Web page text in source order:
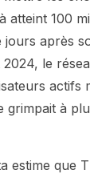
atteint 100
jours après
le
actifs
grimpait à
estime que